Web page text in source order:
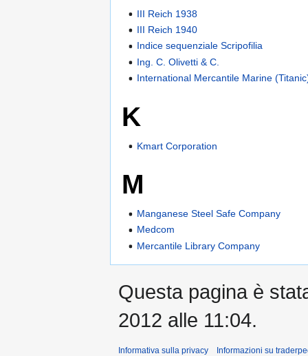
III Reich 1938
III Reich 1940
Indice sequenziale Scripofilia
Ing. C. Olivetti & C.
International Mercantile Marine
K
Kmart Corporation
M
Manganese Steel Safe Company
Medcom
Mercantile Library Company
Questa pagina è
2012 alle 11:04.
Informativa sulla privacy Informazioni su